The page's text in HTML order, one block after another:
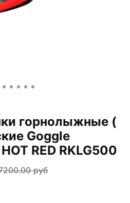
горнолыжные (
Goggle
RED RKLG500
руб